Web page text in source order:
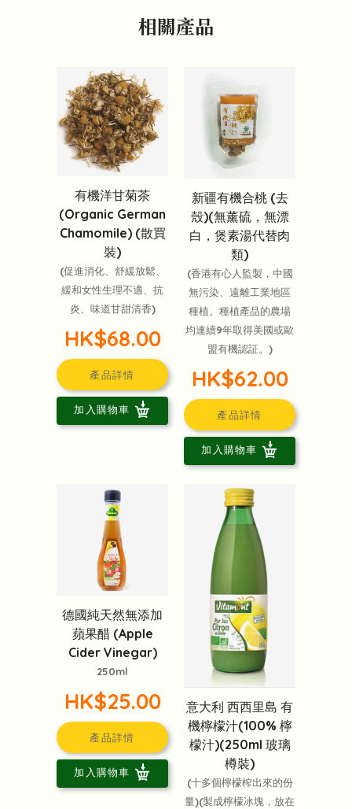
相關產品
有機洋甘菊茶
(Organic German
Chamomile) (散買
裝)
(促進消化、舒緩放鬆、
緩和女性生理不適、抗
炎、味道甘甜清香)
HK$68.00
產品詳情
加入購物車
新疆有機合桃 (去
殼)(無薰硫，無漂
白，煲素湯代替肉
類)
(香港有心人監製，中國
無污染、遠離工業地區
種植。種植產品的農場
均連續9年取得美國或歐
盟有機認証。)
HK$62.00
產品詳情
加入購物車
德國純天然無添加
蘋果醋 (Apple
Cider Vinegar)
250ml
HK$25.00
產品詳情
加入購物車
意大利 西西里島 有
機檸檬汁(100% 檸
檬汁)(250ml 玻璃
樽裝)
(十多個檸檬榨出來的份
量)(製成檸檬冰塊，放在